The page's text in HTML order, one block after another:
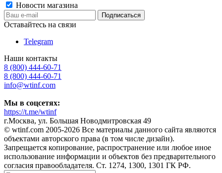
Новости магазина
Оставайтесь на связи
Telegram
Наши контакты
8 (800) 444-60-71
8 (800) 444-60-71
info@wtinf.com
Мы в соцсетях:
https://t.me/wtinf
г.Москва, ул. Большая Новодмитровская 49
©️ wtinf.com 2005-2026 Все материалы данного сайта являются
объектами авторского права (в том числе дизайн).
Запрещается копирование, распространение или любое иное
использование информации и объектов без предварительного
согласия правообладателя. Ст. 1274, 1300, 1301 ГК РФ.